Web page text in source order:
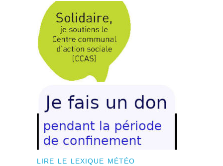
LIRE LE LEXIQUE MÉTÉO